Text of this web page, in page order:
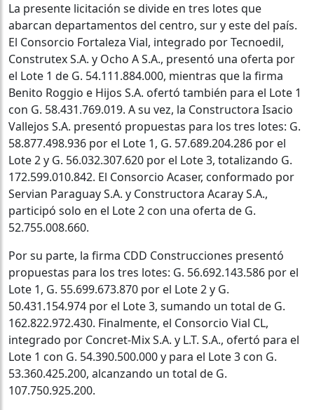
La presente licitación se divide en tres lotes que
abarcan departamentos del centro, sur y este del país.
El Consorcio Fortaleza Vial, integrado por Tecnoedil,
Construtex S.A. y Ocho A S.A., presentó una oferta por
el Lote 1 de G. 54.111.884.000, mientras que la firma
Benito Roggio e Hijos S.A. ofertó también para el Lote 1
con G. 58.431.769.019. A su vez, la Constructora Isacio
Vallejos S.A. presentó propuestas para los tres lotes: G.
58.877.498.936 por el Lote 1, G. 57.689.204.286 por el
Lote 2 y G. 56.032.307.620 por el Lote 3, totalizando G.
172.599.010.842. El Consorcio Acaser, conformado por
Servian Paraguay S.A. y Constructora Acaray S.A.,
participó solo en el Lote 2 con una oferta de G.
52.755.008.660.
Por su parte, la firma CDD Construcciones presentó
propuestas para los tres lotes: G. 56.692.143.586 por el
Lote 1, G. 55.699.673.870 por el Lote 2 y G.
50.431.154.974 por el Lote 3, sumando un total de G.
162.822.972.430. Finalmente, el Consorcio Vial CL,
integrado por Concret-Mix S.A. y L.T. S.A., ofertó para el
Lote 1 con G. 54.390.500.000 y para el Lote 3 con G.
53.360.425.200, alcanzando un total de G.
107.750.925.200.